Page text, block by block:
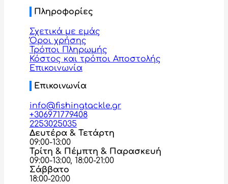
Πληροφορίες
Σχετικά με εμάς
Όροι χρήσης
Τρόποι Πληρωμής
Κόστος και τρόποι Αποστολής
Επικοινωνία
Επικοινωνία
info@fishingtackle.gr
+306971779408
2253025035
Δευτέρα & Τετάρτη
09:00-13:00
Τρίτη & Πέμπτη & Παρασκευή
09:00-13:00, 18:00-21:00
Σάββατο
18:00-20:00